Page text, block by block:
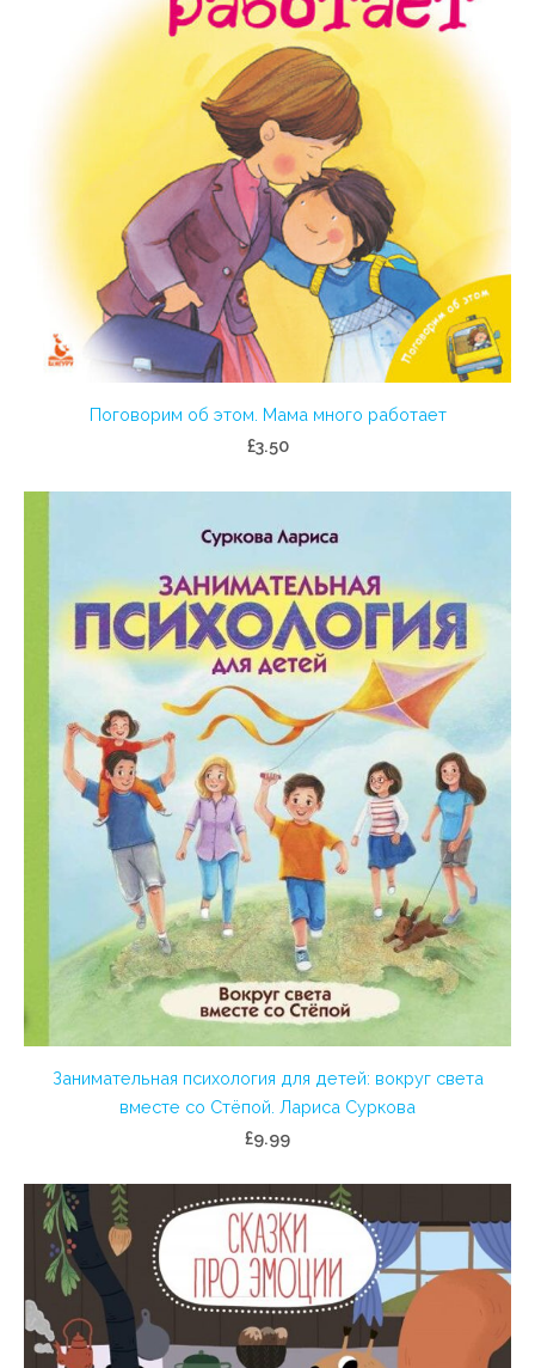
Поговорим об этом. Мама много работает
£3.50
Занимательная психология для детей: вокруг света
вместе со Стёпой. Лариса Суркова
£9.99